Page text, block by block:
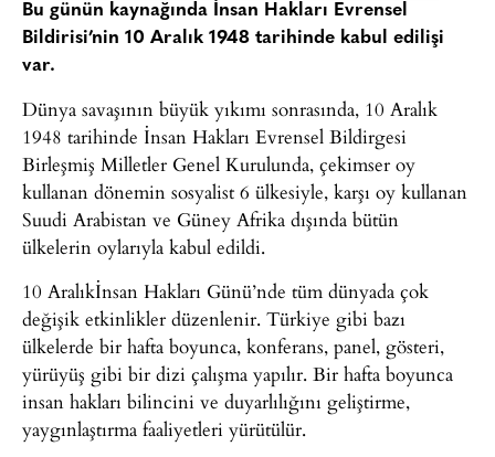
Bu günün kaynağında İnsan Hakları Evrensel
Bildirisi’nin 10 Aralık 1948 tarihinde kabul edilişi
var.
Dünya savaşının büyük yıkımı sonrasında, 10 Aralık
1948 tarihinde İnsan Hakları Evrensel Bildirgesi
Birleşmiş Milletler Genel Kurulunda, çekimser oy
kullanan dönemin sosyalist 6 ülkesiyle, karşı oy kullanan
Suudi Arabistan ve Güney Afrika dışında bütün
ülkelerin oylarıyla kabul edildi.
10 Aralıkİnsan Hakları Günü’nde tüm dünyada çok
değişik etkinlikler düzenlenir. Türkiye gibi bazı
ülkelerde bir hafta boyunca, konferans, panel, gösteri,
yürüyüş gibi bir dizi çalışma yapılır. Bir hafta boyunca
insan hakları bilincini ve duyarlılığını geliştirme,
yaygınlaştırma faaliyetleri yürütülür.